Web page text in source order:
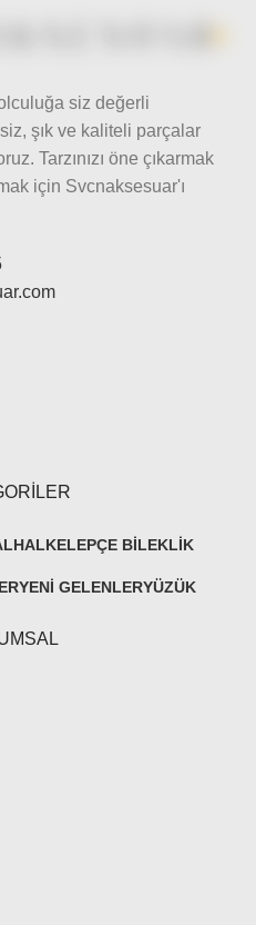
siz değerli
şık ve kaliteli parçalar
Tarzınızı öne çıkarmak
için Svcnaksesuar'ı
KELEPÇE BILEKLIK
YENI GELENLERYÜZÜK